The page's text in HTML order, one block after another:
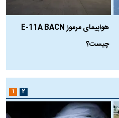
هواپیمای مرموز E-11A BACN
چیست؟
۱ ۲